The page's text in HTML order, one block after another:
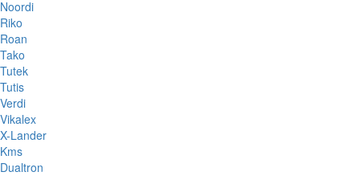
Noordi
Riko
Roan
Tako
Tutek
Tutis
Verdi
Vikalex
X-Lander
Kms
Dualtron